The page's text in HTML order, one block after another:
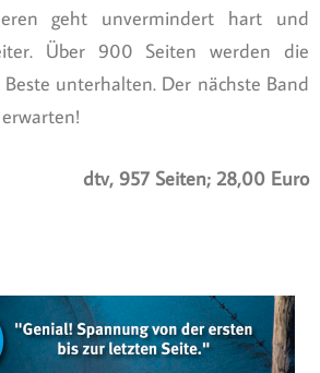
geht unvermindert hart und
Über 900 Seiten werden die
unterhalten. Der nächste Band
dtv, 957 Seiten; 28,00 Euro